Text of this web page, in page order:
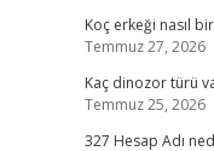
Koç erkeği nasıl
Temmuz 27, 2026
Kaç dinozor türü
Temmuz 25, 2026
327 Hesap Adı